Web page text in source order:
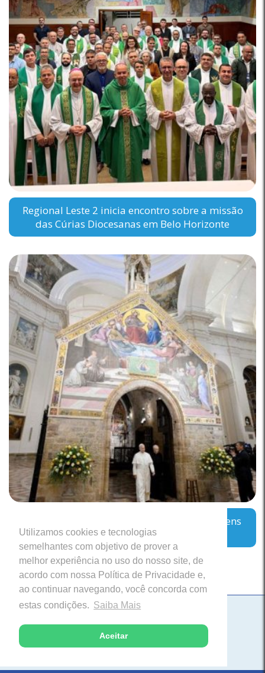
Utilizamos cookies e tecnologias
semelhantes com objetivo de prover a
melhor experiência no uso do nosso site, de
acordo com nossa Política de Privacidade e,
ao continuar navegando, você concorda com
estas condições. Saiba Mais
Aceitar
Regional Leste 2 inicia encontro sobre a missão
das Cúrias Diocesanas em Belo Horizonte
Assis aguarda Leão: o Papa encoraja os jovens
a sonharem com “coisas grandes”
Paróquia Nossa Senhora da Saúde
Itabira, Minas Gerais
Desenvolvido com excelência pela